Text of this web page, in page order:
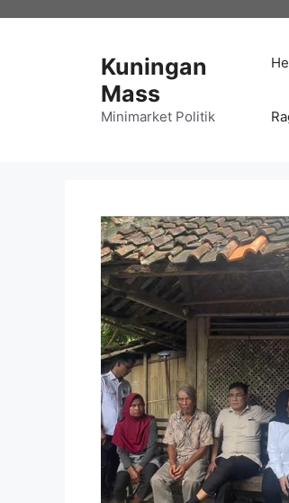
Kuningan
Mass
Minimarket Politik